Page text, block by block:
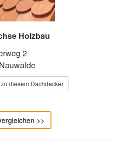
Holzbau
2
diesem Dachdecker
>>